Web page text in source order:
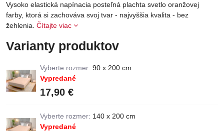
Vysoko elastická napínacia posteľná plachta svetlo oranžovej
farby, ktorá si zachováva svoj tvar - najvyššia kvalita - bez
žehlenia. Čítajte viac
Varianty produktov
Vyberte rozmer: 90 x 200 cm
Vypredané
17,90 €
Vyberte rozmer: 140 x 200 cm
Vypredané